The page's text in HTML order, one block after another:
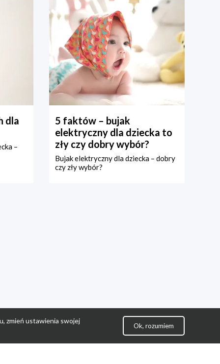
dla
–
5 faktów – bujak
elektryczny dla dziecka to
zły czy dobry wybór?
Bujak elektryczny dla dziecka – dobry
czy zły wybór?
zmień ustawienia swojej
Ok, rozumiem